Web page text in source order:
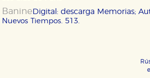
Banine
Nuevos Tiempos. 513.
Digital: descarga Memorias;